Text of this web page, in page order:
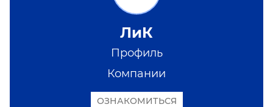
ЛиК
Профиль
Компании
ОЗНАКОМИТЬСЯ